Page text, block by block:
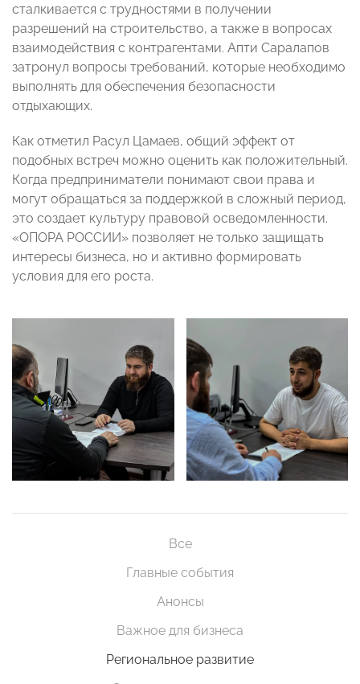
сталкивается с трудностями в получении
разрешений на строительство, а также в вопросах
взаимодействия с контрагентами. Апти Саралапов
затронул вопросы требований, которые необходимо
выполнять для обеспечения безопасности
отдыхающих.
Как отметил Расул Цамаев, общий эффект от
подобных встреч можно оценить как положительный.
Когда предприниматели понимают свои права и
могут обращаться за поддержкой в сложный период,
это создает культуру правовой осведомленности.
«ОПОРА РОССИИ» позволяет не только защищать
интересы бизнеса, но и активно формировать
условия для его роста.
Все
Главные события
Анонсы
Важное для бизнеса
Региональное развитие